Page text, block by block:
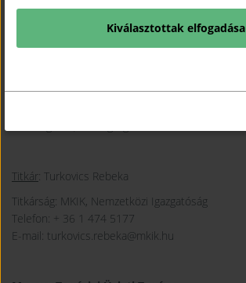
ügyrendetittérheti el.
Titkár: Turkovics Rebeka
Titkárság: MKIK, Nemzetközi Igazgatóság
Telefon: + 36 1 474 5177
E-mail: turkovics.rebeka@mkik.hu
Kiválasztottak elfogadása